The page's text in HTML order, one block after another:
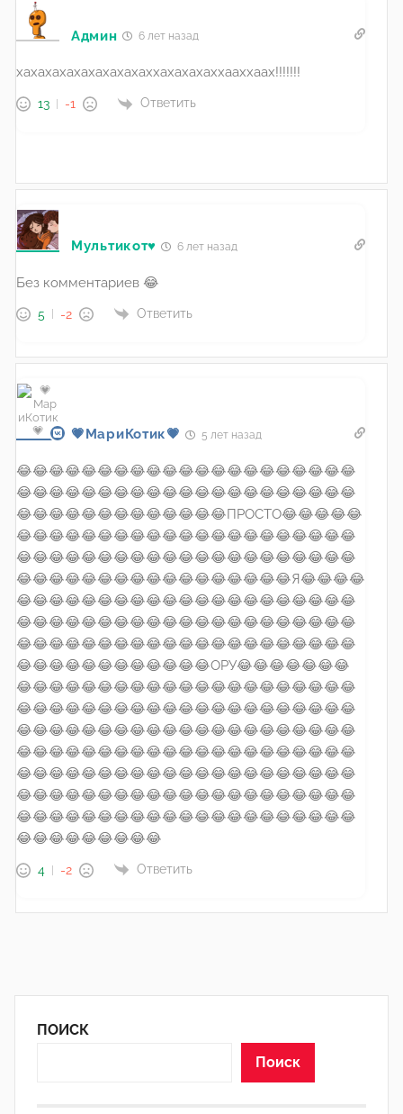
Админ 6 лет назад
хахахахахахахахахаххахахахаххааххаах!!!!!!!
13 -1 Ответить
Мультикот♥️ 6 лет назад
Без комментариев 😂
5 -2 Ответить
💗МариКотик💗 5 лет назад
😂😂😂😂😂😂😂😂😂😂😂😂😂😂😂😂😂😂😂😂😂
😂😂😂😂😂😂😂😂😂😂😂😂😂😂😂😂😂😂😂😂😂
😂😂😂😂😂😂😂😂😂😂😂😂😂ПРОСТО😂😂😂😂😂
😂😂😂😂😂😂😂😂😂😂😂😂😂😂😂😂😂😂😂😂😂
😂😂😂😂😂😂😂😂😂😂😂😂😂😂😂😂😂😂😂😂😂
😂😂😂😂😂😂😂😂😂😂😂😂😂😂😂😂😂Я😂😂😂😂
😂😂😂😂😂😂😂😂😂😂😂😂😂😂😂😂😂😂😂😂😂
😂😂😂😂😂😂😂😂😂😂😂😂😂😂😂😂😂😂😂😂😂
😂😂😂😂😂😂😂😂😂😂😂😂😂😂😂😂😂😂😂😂😂
😂😂😂😂😂😂😂😂😂😂😂😂ОРУ😂😂😂😂😂😂😂
😂😂😂😂😂😂😂😂😂😂😂😂😂😂😂😂😂😂😂😂😂
😂😂😂😂😂😂😂😂😂😂😂😂😂😂😂😂😂😂😂😂😂
😂😂😂😂😂😂😂😂😂😂😂😂😂😂😂😂😂😂😂😂😂
😂😂😂😂😂😂😂😂😂😂😂😂😂😂😂😂😂😂😂😂😂
😂😂😂😂😂😂😂😂😂😂😂😂😂😂😂😂😂😂😂😂😂
😂😂😂😂😂😂😂😂😂😂😂😂😂😂😂😂😂😂😂😂😂
😂😂😂😂😂😂😂😂😂😂😂😂😂😂😂😂😂😂😂😂😂
😂😂😂😂😂😂😂😂😂
4 -2 Ответить
ПОИСК
Поиск